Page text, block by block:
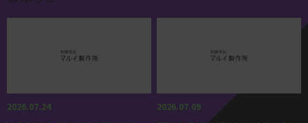
2026.07.24 2026.07.09